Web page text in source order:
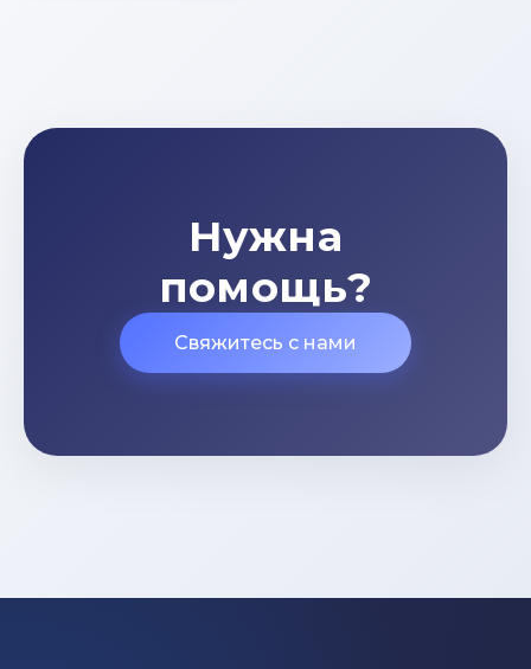
Нужна
помощь?
Свяжитесь с нами